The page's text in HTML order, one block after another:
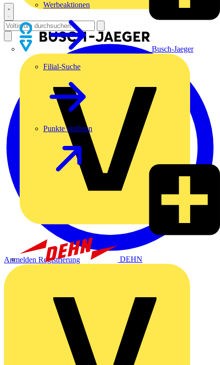
Busch-Jaeger
DEHN
Werbeaktionen
Filial-Suche
Punkte einlösen
Anmelden Registrierung